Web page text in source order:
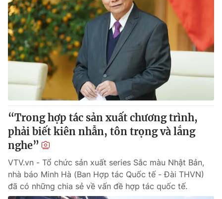
“Trong hợp tác sản xuất chương trình,
phải biết kiên nhẫn, tôn trọng và lắng
nghe”
VTV.vn - Tổ chức sản xuất series Sắc màu Nhật Bản,
nhà báo Minh Hà (Ban Hợp tác Quốc tế - Đài THVN)
đã có những chia sẻ về vấn đề hợp tác quốc tế.